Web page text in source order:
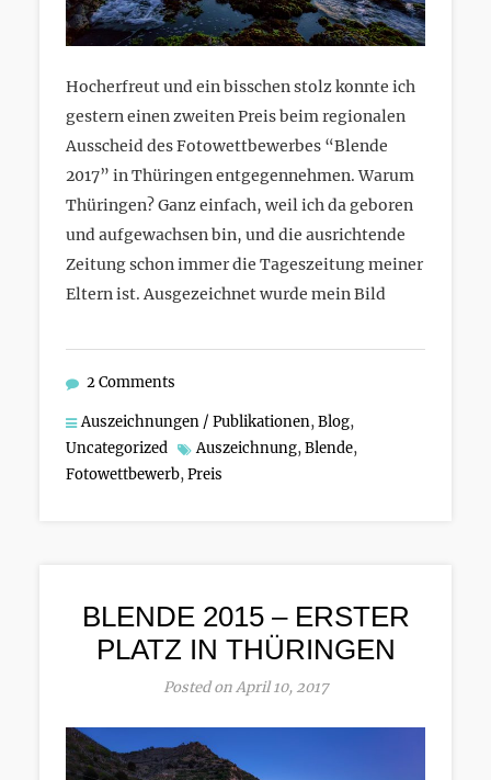
Hocherfreut und ein bisschen stolz konnte ich
gestern einen zweiten Preis beim regionalen
Ausscheid des Fotowettbewerbes “Blende
2017” in Thüringen entgegennehmen. Warum
Thüringen? Ganz einfach, weil ich da geboren
und aufgewachsen bin, und die ausrichtende
Zeitung schon immer die Tageszeitung meiner
Eltern ist. Ausgezeichnet wurde mein Bild
2 Comments
Auszeichnungen / Publikationen,Blog,
Uncategorized
Auszeichnung,Blende,
Fotowettbewerb,Preis
BLENDE 2015 – ERSTER
PLATZ IN THÜRINGEN
Posted on April 10, 2017